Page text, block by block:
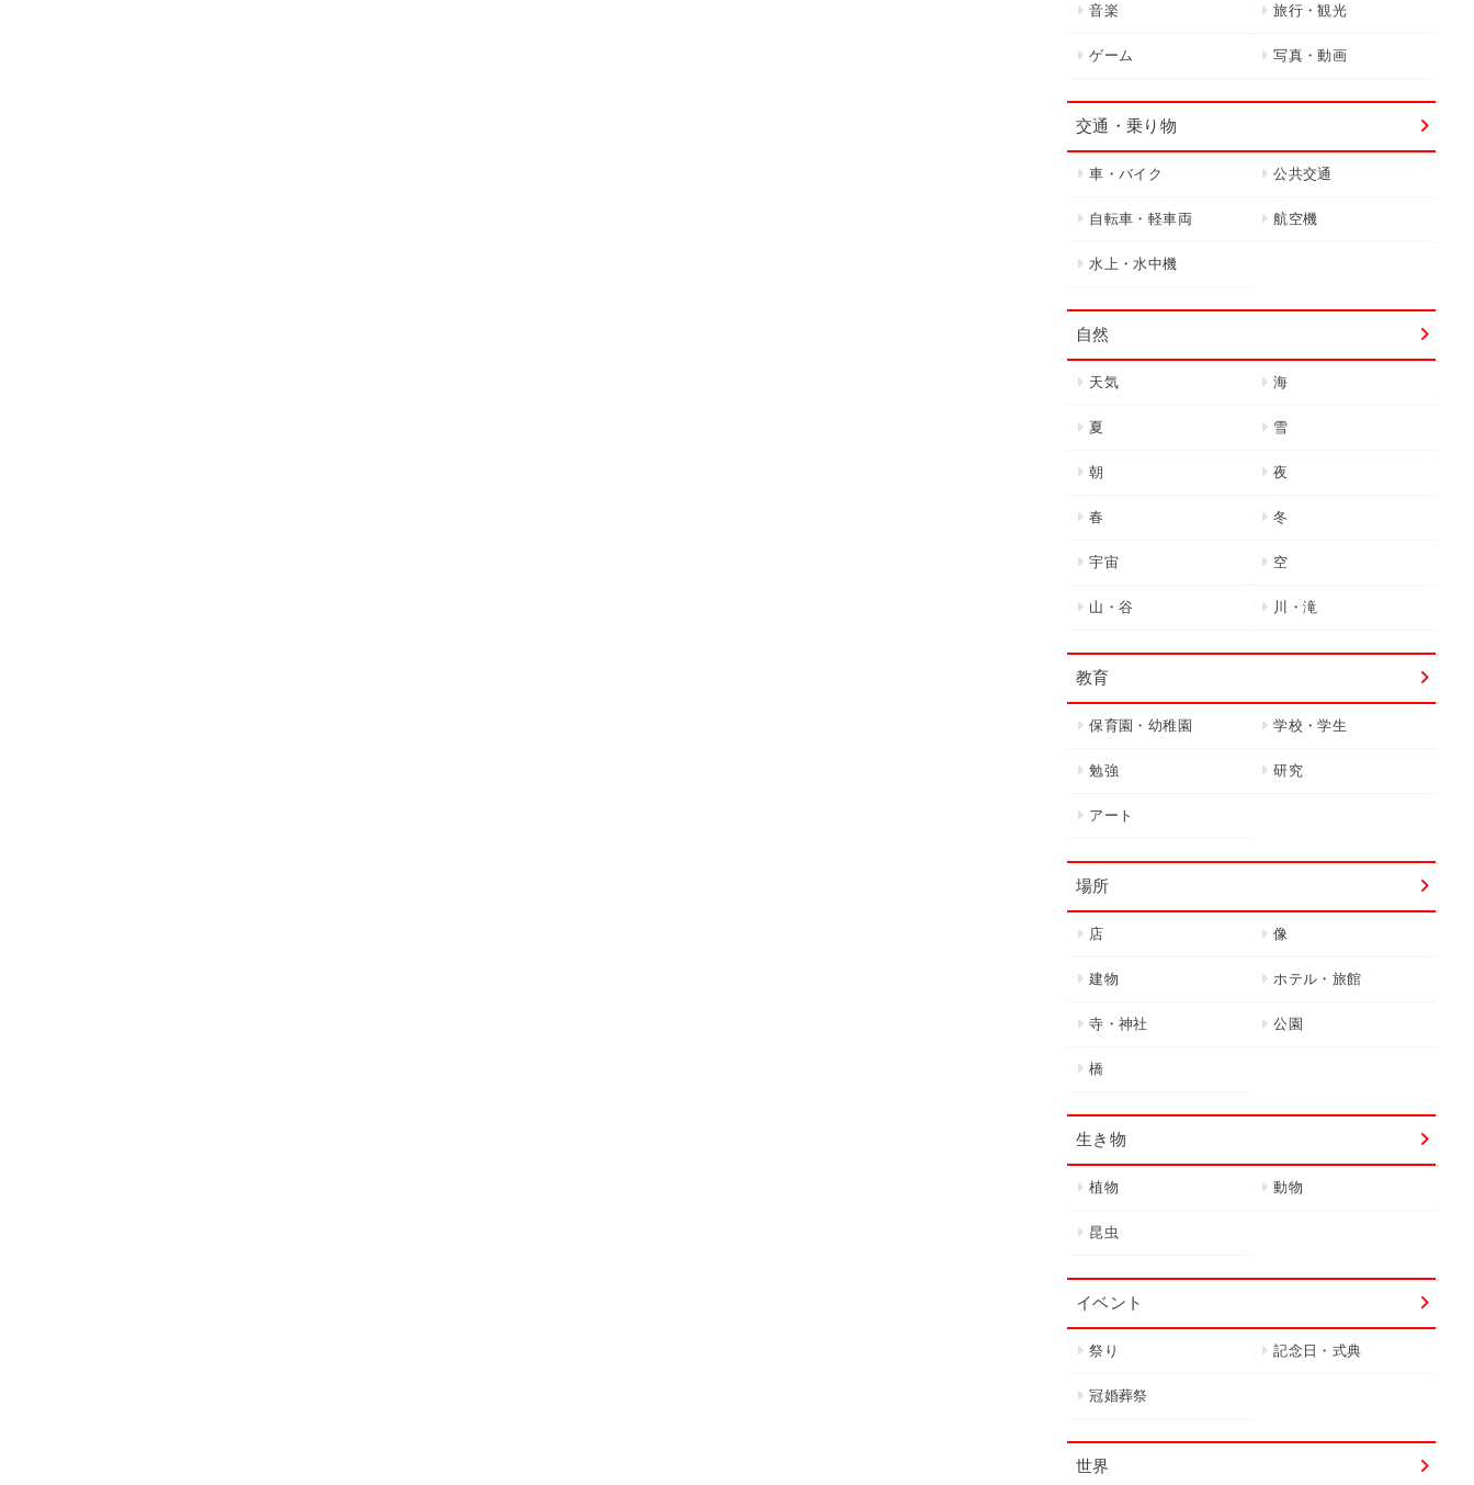
音楽 旅行・観光
ゲーム 写真・動画
交通・乗り物
車・バイク 公共交通
自転車・軽車両 航空機
水上・水中機
自然
天気 海
夏 雪
朝 夜
春 冬
宇宙 空
山・谷 川・滝
教育
保育園・幼稚園 学校・学生
勉強 研究
アート
場所
店 像
建物 ホテル・旅館
寺・神社 公園
橋
生き物
植物 動物
昆虫
イベント
祭り 記念日・式典
冠婚葬祭
世界